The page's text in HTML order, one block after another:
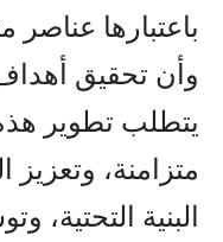
باعتبارها عناصر
وأن تحقيق
يتطلب تطوير
متزامنة،
البنية التحتية،